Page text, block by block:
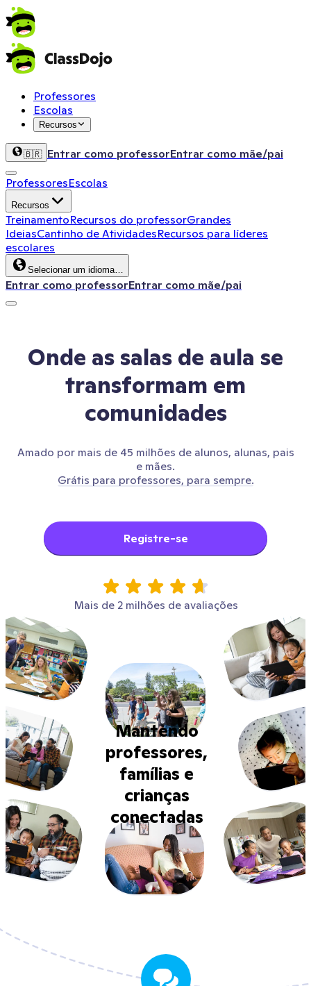
Professores
Escolas
Recursos
🇧🇷 Entrar como professorEntrar como mãe/pai
ProfessoresEscolas
Recursos
TreinamentoRecursos do professorGrandes
IdeiasCantinho de AtividadesRecursos para líderes
escolares
Selecionar um idioma…
Entrar como professorEntrar como mãe/pai
Onde as salas de aula se
transformam em
comunidades
Amado por mais de 45 milhões de alunos, alunas, pais
e mães.
Grátis para professores, para sempre.
Registre-se
Mais de 2 milhões de avaliações
Mantendo
professores,
famílias e
crianças
conectadas